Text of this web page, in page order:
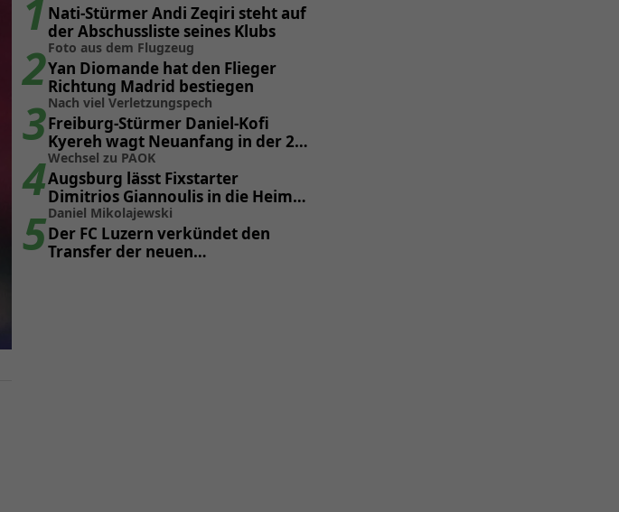
1 Nati-Stürmer Andi Zeqiri steht auf
der Abschussliste seines Klubs
2Foto aus dem Flugzeug
Yan Diomande hat den Flieger
Richtung Madrid bestiegen
3Nach viel Verletzungspech
Freiburg-Stürmer Daniel-Kofi
Kyereh wagt Neuanfang in der 2.
Bundesliga
4Wechsel zu PAOK
Augsburg lässt Fixstarter
Dimitrios Giannoulis in die Heimat
ziehen
5Daniel Mikolajewski
Der FC Luzern verkündet den
Transfer der neuen